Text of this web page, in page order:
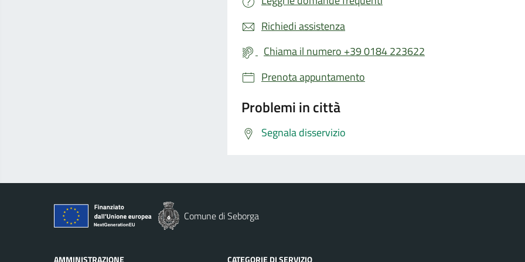
Richiedi assistenza
Chiama il numero +39 0184 223622
Prenota appuntamento
Problemi in città
Segnala disservizio
Comune di Seborga
AMMINISTRAZIONE CATEGORIE DI SERVIZIO